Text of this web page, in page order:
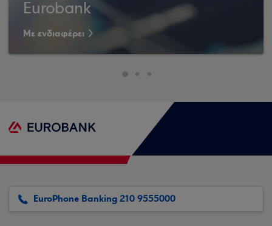
Eurobank
Με ενδιαφέρει
EuroPhone Banking 210 9555000